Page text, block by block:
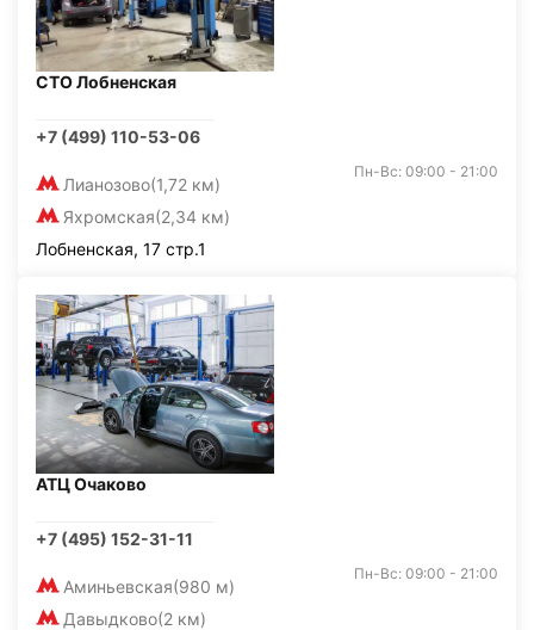
СТО Лобненская
+7 (499) 110-53-06
Лианозово(1,72 км)
Яхромская(2,34 км)
Пн-Вс: 09:00 - 21:00
Лобненская, 17 стр.1
АТЦ Очаково
+7 (495) 152-31-11
Аминьевская(980 м)
Давыдково(2 км)
Пн-Вс: 09:00 - 21:00